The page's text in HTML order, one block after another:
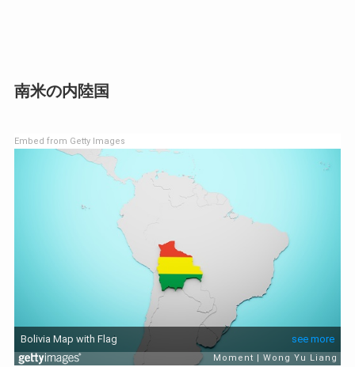
南米の内陸国
Embed from Getty Images